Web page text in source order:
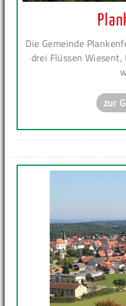
Die Gemeinde
drei Flüssen
zur